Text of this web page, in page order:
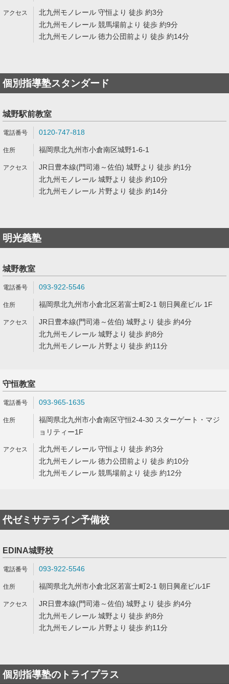
北九州モノレール 守恒より 徒歩 約3分
北九州モノレール 競馬場前より 徒歩 約9分
北九州モノレール 徳力公団前より 徒歩 約14分
個別指導塾スタンダード
城野駅前教室
0120-747-818
福岡県北九州市小倉南区城野1-6-1
JR日豊本線(門司港～佐伯) 城野より 徒歩 約1分
北九州モノレール 城野より 徒歩 約10分
北九州モノレール 片野より 徒歩 約14分
明光義塾
城野教室
093-922-5546
福岡県北九州市小倉北区若富士町2-1 朝日興産ビル 1F
JR日豊本線(門司港～佐伯) 城野より 徒歩 約4分
北九州モノレール 城野より 徒歩 約8分
北九州モノレール 片野より 徒歩 約11分
守恒教室
093-965-1635
福岡県北九州市小倉南区守恒2-4-30 スターゲート・マジ
ョリティー1F
北九州モノレール 守恒より 徒歩 約3分
北九州モノレール 徳力公団前より 徒歩 約10分
北九州モノレール 競馬場前より 徒歩 約12分
代ゼミサテライン予備校
EDINA城野校
093-922-5546
福岡県北九州市小倉北区若富士町2-1 朝日興産ビル1F
JR日豊本線(門司港～佐伯) 城野より 徒歩 約4分
北九州モノレール 城野より 徒歩 約8分
北九州モノレール 片野より 徒歩 約11分
個別指導塾のトライプラス